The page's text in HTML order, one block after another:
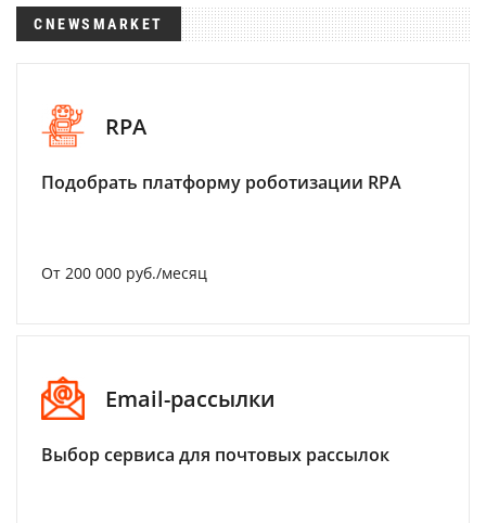
CNEWSMARKET
RPA
Подобрать платформу роботизации RPA
От 200 000 руб./месяц
Email-рассылки
Выбор сервиса для почтовых рассылок